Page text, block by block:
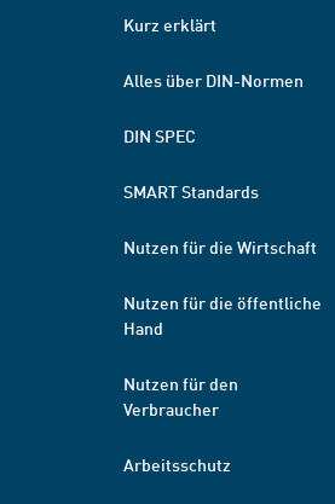
Kurz erklärt
Alles über DIN-Normen
DIN SPEC
SMART Standards
Nutzen für die Wirtschaft
Nutzen für die öffentliche
Hand
Nutzen für den
Verbraucher
Arbeitsschutz